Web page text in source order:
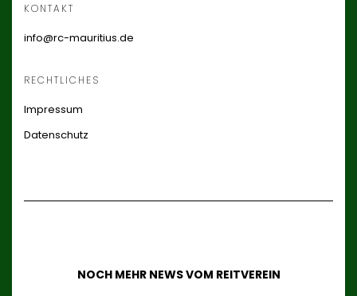
KONTAKT
info@rc-mauritius.de
RECHTLICHES
Impressum
Datenschutz
NOCH MEHR NEWS VOM REITVEREIN